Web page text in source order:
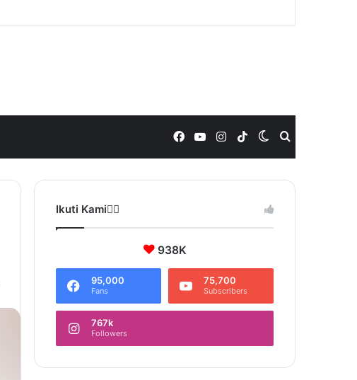
Switch
skin
TikTok
Instagram
YouTube
Facebook
Ikuti Kami❤️‍🔥
938K
95,000
Fans
75,700
Subscribers
767k
Followers